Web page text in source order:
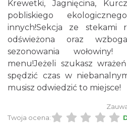
Krewetki, Jagnięcina,
pobliskiego
innych!Sekcja ze stekami
odświeżona oraz
sezonowania wołowiny!
menu!Jeżeli szukasz
spędzić czas w
musisz odwiedzić to miejsce!
Twoja ocena: